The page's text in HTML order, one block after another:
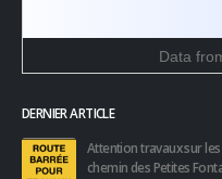
Data
DERNIER ARTICLE
Attention travaux sur les
chemin des Petites